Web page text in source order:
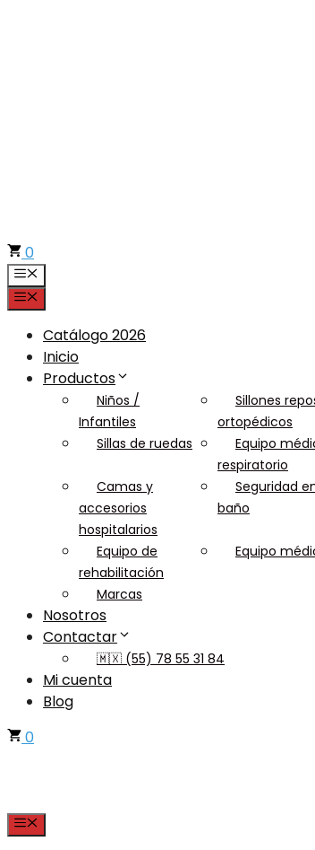
0
Menú
Menú
Catálogo 2026
Inicio
Productos
Niños /
Infantiles
Sillones
ortopédicos
Sillas de ruedas
Equipo
respiratorio
Camas y
accesorios
hospitalarios
Seguridad
baño
Equipo de
rehabilitación
Equipo
Marcas
Nosotros
Contactar
🇲🇽 (55) 78 55 31 84
Mi cuenta
Blog
0
Menu